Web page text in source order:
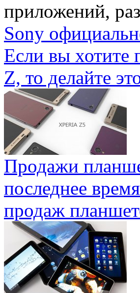
приложений,
Sony
Если вы хотите
Z, то делайте
Продажи
последнее
продаж